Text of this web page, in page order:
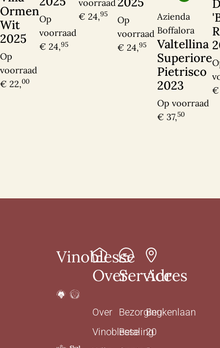
Ik heb interesse
Ormen
Wit
2025
Op
voorraad
€ 22,00
Op
voorraad
€ 24,95
voorraad
€ 24,95
Op
voorraad
€ 24,95
Azienda
Boffalora
Valtellina
Superiore
Pietrisco
2023
Op voorraad
€ 37,50
€
Vinoblesse
Over
Over
Vinoblesse
Service
Bezorging
Betaling
Adres
Beukenlaan
20